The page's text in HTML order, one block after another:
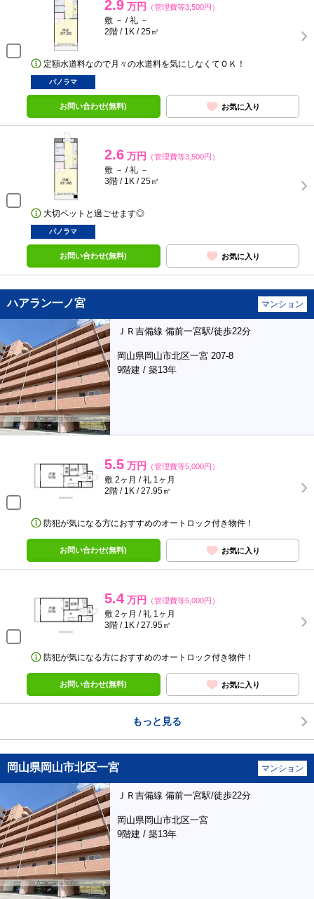
2.9 万円 （管理費等3,500円）
敷 － / 礼 －
2階 / 1K / 25㎡
定額水道料なので月々の水道料を気にしなくてＯＫ！
パノラマ
お問い合わせ(無料) お気に入り
2.6 万円 （管理費等3,500円）
敷 － / 礼 －
3階 / 1K / 25㎡
大切ペットと過ごせます◎
パノラマ
お問い合わせ(無料) お気に入り
ハアラン一ノ宮 マンション
ＪＲ吉備線 備前一宮駅/徒歩22分
岡山県岡山市北区一宮 207-8
9階建 / 築13年
5.5 万円 （管理費等5,000円）
敷 2ヶ月 / 礼 1ヶ月
2階 / 1K / 27.95㎡
防犯が気になる方におすすめのオートロック付き物件！
お問い合わせ(無料) お気に入り
5.4 万円 （管理費等5,000円）
敷 2ヶ月 / 礼 1ヶ月
3階 / 1K / 27.95㎡
防犯が気になる方におすすめのオートロック付き物件！
お問い合わせ(無料) お気に入り
もっと見る
岡山県岡山市北区一宮 マンション
ＪＲ吉備線 備前一宮駅/徒歩22分
岡山県岡山市北区一宮
9階建 / 築13年